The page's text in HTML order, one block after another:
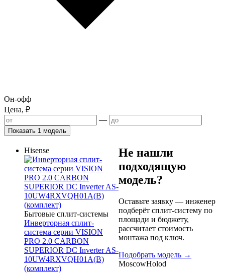
Он-офф
Цена, ₽
—
Показать 1 модель
Hisense
Бытовые сплит-системы
Инверторная сплит-
система серии VISION
PRO 2.0 CARBON
SUPERIOR DC Inverter AS-
10UW4RXVQH01A(B)
(комплект)
Не нашли
подходящую
модель?
Оставьте заявку — инженер
подберёт сплит-систему по
площади и бюджету,
рассчитает стоимость
монтажа под ключ.
Подобрать модель →
MoscowHolod